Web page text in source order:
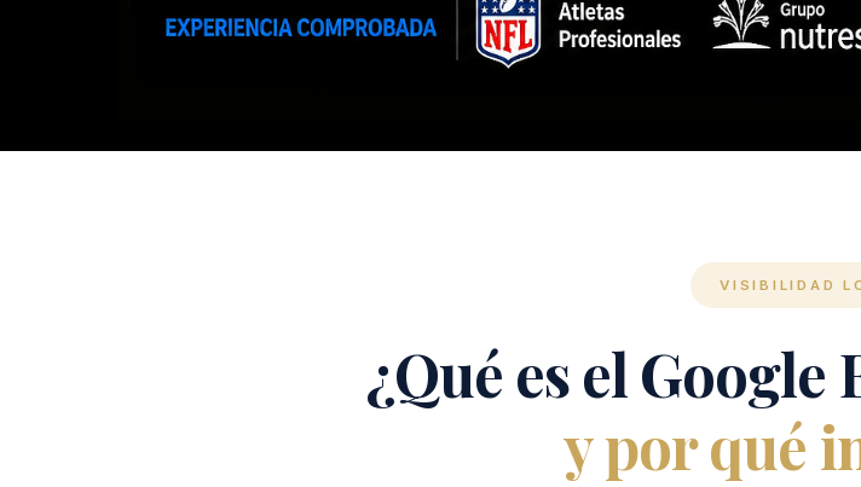
VISIBILIDAD
¿Qué es el
y por qué